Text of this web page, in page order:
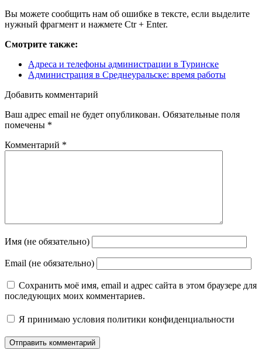
Вы можете сообщить нам об ошибке в тексте, если выделите
нужный фрагмент и нажмете Ctr + Enter.
Смотрите также:
Адреса и телефоны администрации в Туринске
Администрация в Среднеуральске: время работы
Добавить комментарий
Ваш адрес email не будет опубликован. Обязательные поля
помечены *
Комментарий *
Имя (не обязательно)
Email (не обязательно)
Сохранить моё имя, email и адрес сайта в этом браузере для
последующих моих комментариев.
Я принимаю условия политики конфиденциальности